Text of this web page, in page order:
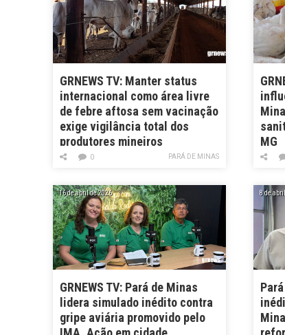
GRNEWS TV: Manter status
internacional como área livre
de febre aftosa sem vacinação
exige vigilância total dos
produtores mineiros
PARÁ DE MINAS
0
MG
16 de abril de 2026
GRNEWS TV: Pará de Minas
lidera simulado inédito contra
gripe aviária promovido pelo
8 de